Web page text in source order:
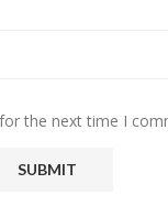
the next time I